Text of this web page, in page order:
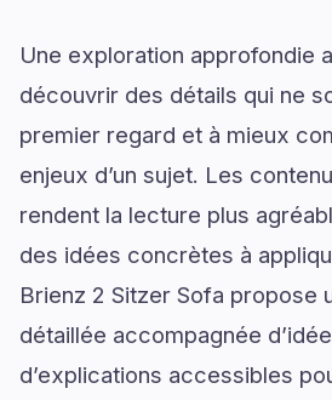
Une exploration approfondie
découvrir des détails qui ne
premier regard et à mieux
enjeux d’un sujet. Les
rendent la lecture plus
des idées concrètes à
Brienz 2 Sitzer Sofa propose
détaillée accompagnée
d’explications accessibles